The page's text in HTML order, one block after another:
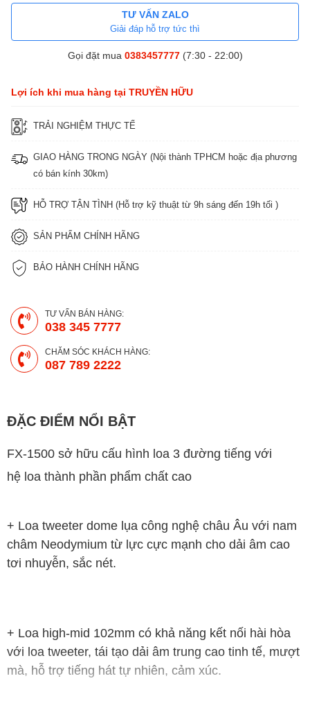
TƯ VẤN ZALO
Giải đáp hỗ trợ tức thì
Gọi đặt mua 0383457777(7:30 - 22:00)
Lợi ích khi mua hàng tại TRUYỀN HỮU
TRẢI NGHIỆM THỰC TẾ
GIAO HÀNG TRONG NGÀY (Nội thành TPHCM hoặc địa phương
có bán kính 30km)
HỖ TRỢ TẬN TÌNH (Hỗ trợ kỹ thuật từ 9h sáng đến 19h tối )
SẢN PHẨM CHÍNH HÃNG
BẢO HÀNH CHÍNH HÃNG
TƯ VẤN BÁN HÀNG:
038 345 7777
CHĂM SÓC KHÁCH HÀNG:
087 789 2222
ĐẶC ĐIỂM NỔI BẬT
FX-1500 sở hữu cấu hình loa 3 đường tiếng với
hệ loa thành phần phẩm chất cao
+ Loa tweeter dome lụa công nghệ châu Âu với nam
châm Neodymium từ lực cực mạnh cho dải âm cao
tơi nhuyễn, sắc nét.
+ Loa high-mid 102mm có khả năng kết nối hài hòa
với loa tweeter, tái tạo dải âm trung cao tinh tế, mượt
mà, hỗ trợ tiếng hát tự nhiên, cảm xúc.